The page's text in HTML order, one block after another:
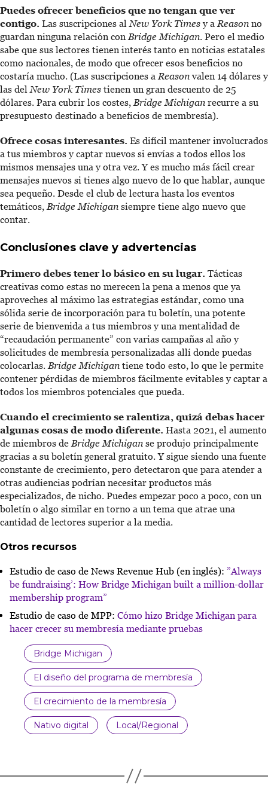
Puedes ofrecer beneficios que no tengan que ver
contigo. Las suscripciones alNew York Timesy aReason no
guardan ninguna relación conBridge Michigan. Pero el medio
sabe que sus lectores tienen interés tanto en noticias estatales
como nacionales, de modo que ofrecer esos beneficios no
costaría mucho. (Las suscripciones aReasonvalen 14 dólares y
las delNew York Times tienen un gran descuento de 25
dólares. Para cubrir los costes,Bridge Michigan recurre a su
presupuesto destinado a beneficios de membresía).
Ofrece cosas interesantes. Es difícil mantener involucrados
a tus miembros y captar nuevos si envías a todos ellos los
mismos mensajes una y otra vez. Y es mucho más fácil crear
mensajes nuevos si tienes algo nuevo de lo que hablar, aunque
sea pequeño. Desde el club de lectura hasta los eventos
temáticos,Bridge Michigan siempre tiene algo nuevo que
contar.
Conclusiones clave y advertencias
Primero debes tener lo básico en su lugar. Tácticas
creativas como estas no merecen la pena a menos que ya
aproveches al máximo las estrategias estándar, como una
sólida serie de incorporación para tu boletín, una potente
serie de bienvenida a tus miembros y una mentalidad de
“recaudación permanente” con varias campañas al año y
solicitudes de membresía personalizadas allí donde puedas
colocarlas.Bridge Michigan tiene todo esto, lo que le permite
contener pérdidas de miembros fácilmente evitables y captar a
todos los miembros potenciales que pueda.
Cuando el crecimiento se ralentiza, quizá debas hacer
algunas cosas de modo diferente. Hasta 2021, el aumento
de miembros deBridge Michigan se produjo principalmente
gracias a su boletín general gratuito. Y sigue siendo una fuente
constante de crecimiento, pero detectaron que para atender a
otras audiencias podrían necesitar productos más
especializados, de nicho. Puedes empezar poco a poco, con un
boletín o algo similar en torno a un tema que atrae una
cantidad de lectores superior a la media.
Otros recursos
Estudio de caso de News Revenue Hub (en inglés): ”Always
be fundraising’: How Bridge Michigan built a million-dollar
membership program”
Estudio de caso de MPP: Cómo hizo Bridge Michigan para
hacer crecer su membresía mediante pruebas
Bridge Michigan
El diseño del programa de membresía
El crecimiento de la membresía
Nativo digital Local/Regional